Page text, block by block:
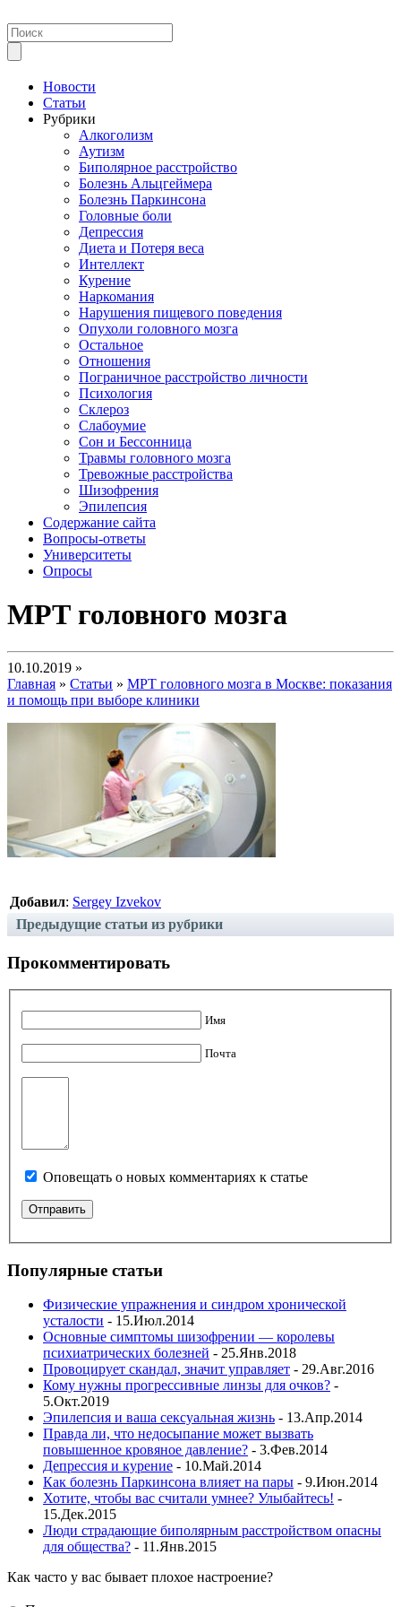
Новости
Статьи
Рубрики
Алкоголизм
Аутизм
Биполярное расстройство
Болезнь Альцгеймера
Болезнь Паркинсона
Головные боли
Депрессия
Диета и Потеря веса
Интеллект
Курение
Наркомания
Нарушения пищевого поведения
Опухоли головного мозга
Остальное
Отношения
Пограничное расстройство личности
Психология
Склероз
Слабоумие
Сон и Бессонница
Травмы головного мозга
Тревожные расстройства
Шизофрения
Эпилепсия
Содержание сайта
Вопросы-ответы
Университеты
Опросы
МРТ головного мозга
10.10.2019 »
Главная » Статьи » МРТ головного мозга в Москве: показания
и помощь при выборе клиники
Добавил: Sergey Izvekov
Предыдущие статьи из рубрики
Прокомментировать
Имя
Почта
Оповещать о новых комментариях к статье
Популярные статьи
Физические упражнения и синдром хронической
усталости - 15.Июл.2014
Основные симптомы шизофрении — королевы
психиатрических болезней - 25.Янв.2018
Провоцирует скандал, значит управляет - 29.Авг.2016
Кому нужны прогрессивные линзы для очков? -
5.Окт.2019
Эпилепсия и ваша сексуальная жизнь - 13.Апр.2014
Правда ли, что недосыпание может вызвать
повышенное кровяное давление? - 3.Фев.2014
Депрессия и курение - 10.Май.2014
Как болезнь Паркинсона влияет на пары - 9.Июн.2014
Хотите, чтобы вас считали умнее? Улыбайтесь! -
15.Дек.2015
Люди страдающие биполярным расстройством опасны
для общества? - 11.Янв.2015
Как часто у вас бывает плохое настроение?